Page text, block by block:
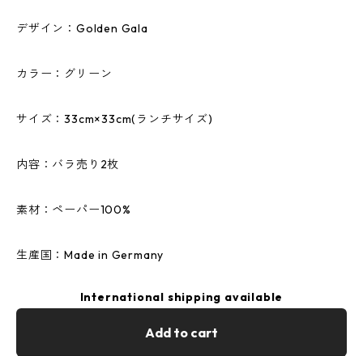
デザイン：Golden Gala
カラー：グリーン
サイズ：33cm×33cm(ランチサイズ)
内容：バラ売り2枚
素材：ペーパー100%
生産国：Made in Germany
International shipping available
Add to cart